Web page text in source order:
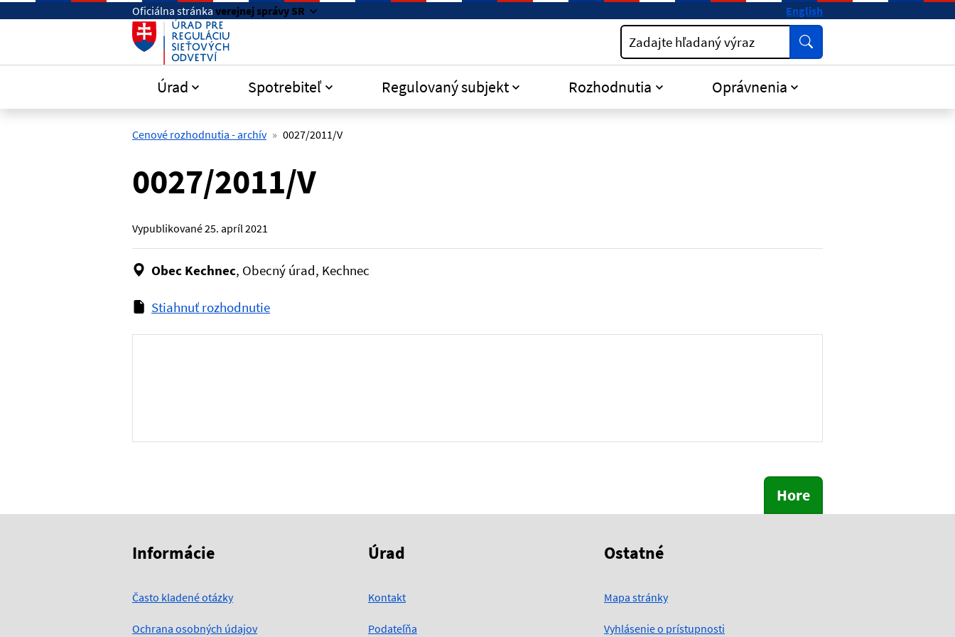
Preskočiť na hlavný obsahOficiálna stránka verejnej správy SR English
Zadajte hľadaný výraz Vyhľadať
Úrad Spotrebiteľ Regulovaný subjekt Rozhodnutia Oprávnenia
Cenové rozhodnutia - archív 0027/2011/V
0027/2011/V
Vypublikované25. apríl 2021
Obec Kechnec, Obecný úrad, Kechnec
Stiahnuť rozhodnutie
Hore
Informácie
Často kladené otázky
Ochrana osobných údajov
Úrad
Kontakt
Podateľňa
Ostatné
Mapa stránky
Vyhlásenie o prístupnosti